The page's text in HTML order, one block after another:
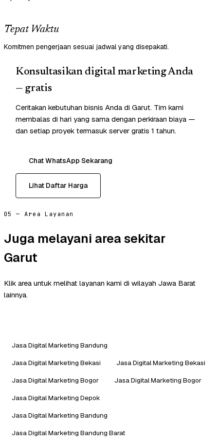
Tepat Waktu
Komitmen pengerjaan sesuai jadwal yang disepakati.
Konsultasikan digital marketing Anda
— gratis
Ceritakan kebutuhan bisnis Anda di Garut. Tim kami
membalas di hari yang sama dengan perkiraan biaya —
dan setiap proyek termasuk server gratis 1 tahun.
Chat WhatsApp Sekarang
Lihat Daftar Harga
05 — Area Layanan
Juga melayani area sekitar
Garut
Klik area untuk melihat layanan kami di wilayah Jawa Barat
lainnya.
Jasa Digital Marketing Bandung
Jasa Digital Marketing Bekasi
Jasa Digital Marketing Bekasi
Jasa Digital Marketing Bogor
Jasa Digital Marketing Bogor
Jasa Digital Marketing Depok
Jasa Digital Marketing Bandung
Jasa Digital Marketing Bandung Barat